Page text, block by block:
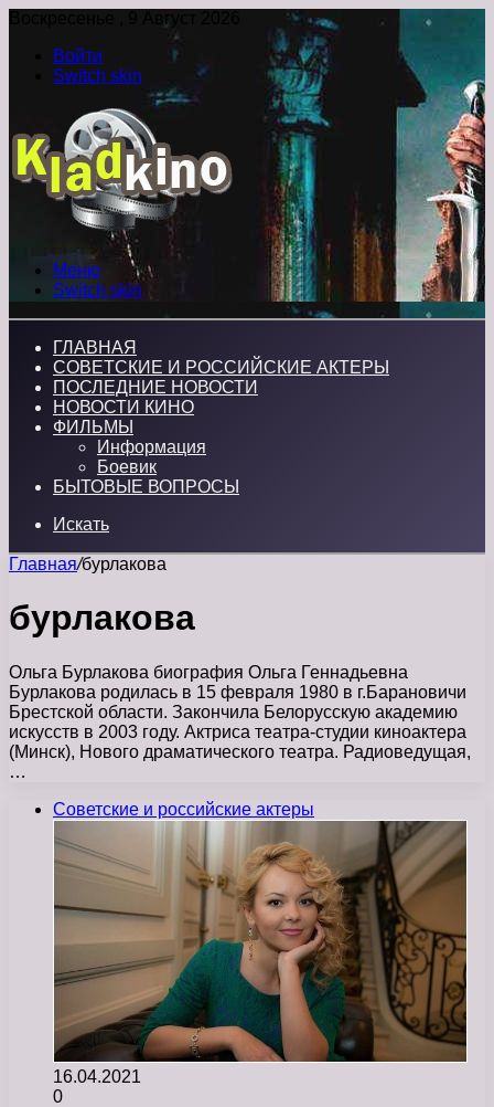
Воскресенье , 9 Август 2026
Войти
Switch skin
Меню
Switch skin
ГЛАВНАЯ
СОВЕТСКИЕ И РОССИЙСКИЕ АКТЕРЫ
ПОСЛЕДНИЕ НОВОСТИ
НОВОСТИ КИНО
ФИЛЬМЫ
Информация
Боевик
БЫТОВЫЕ ВОПРОСЫ
Искать
Главная/бурлакова
бурлакова
Ольга Бурлакова биография Ольга Геннадьевна
Бурлакова родилась в 15 февраля 1980 в г.Барановичи
Брестской области. Закончила Белорусскую академию
искусств в 2003 году. Актриса театра-студии киноактера
(Минск), Нового драматического театра. Радиоведущая,
…
Советские и российские актеры
16.04.2021
0